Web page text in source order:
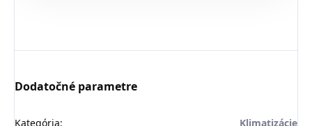
Dodatočné parametre
Kategória: Klimatizácie